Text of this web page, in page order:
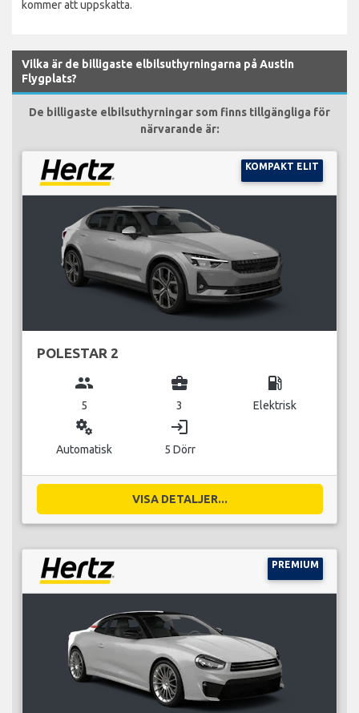
kommer att uppskatta.
Vilka är de billigaste elbilsuthyrningarna på Austin
Flygplats?
De billigaste elbilsuthyrningar som finns tillgängliga för
närvarande är:
KOMPAKT ELIT
POLESTAR 2
group
5
business_center
3
local_gas_station
Elektrisk
miscellaneous_services
Automatisk
login
5 Dörr
VISA DETALJER...
PREMIUM